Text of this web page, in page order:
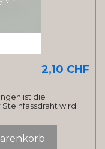
2,10 CHF
ist die
wird